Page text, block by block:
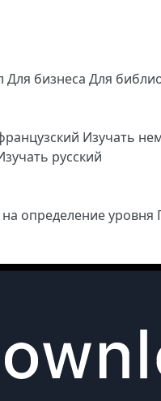
Для бизнеса Для
Изучать
русский
на определение уровня